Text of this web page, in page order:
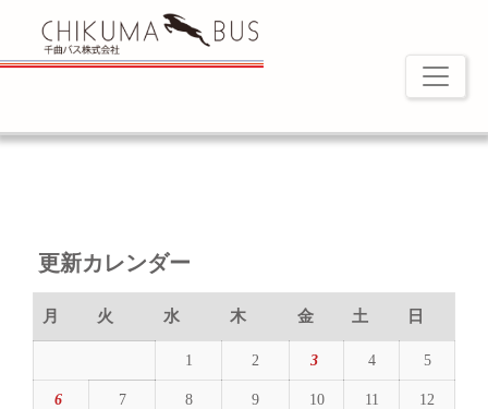
更新カレンダー
月 火 水 木 金 土 日
1 2 3 4 5
6 7 8 9 10 11 12